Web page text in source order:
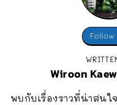
Follow
Wiroon
พบกับเรื่องราวที่น่าสนใ